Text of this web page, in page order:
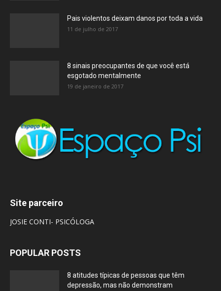
Pais violentos deixam danos por toda a vida
11 de julho de 2017
8 sinais preocupantes de que você está
esgotado mentalmente
19 de janeiro de 2017
Site parceiro
JOSIE CONTI- PSICÓLOGA
POPULAR POSTS
8 atitudes típicas de pessoas que têm
depressão, mas não demonstram